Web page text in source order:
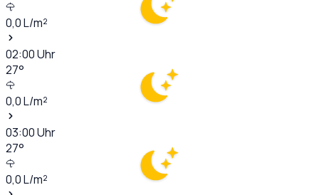
0,0L/m²
02:00Uhr
27°
0,0L/m²
03:00Uhr
27°
0,0L/m²